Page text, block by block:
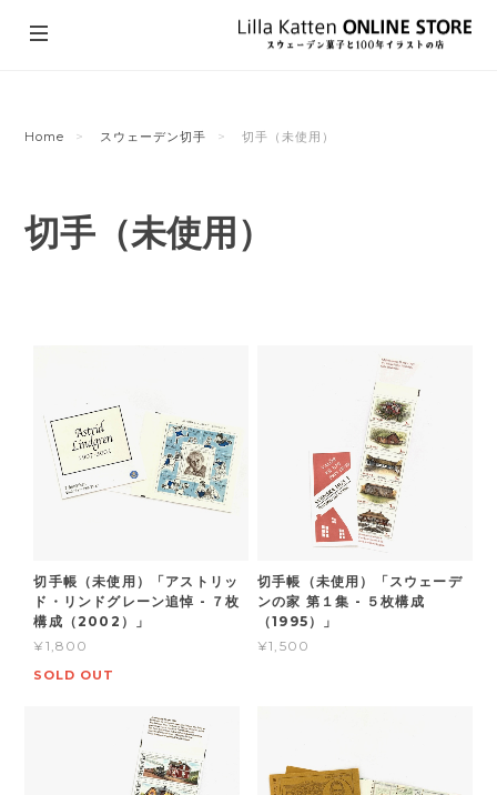
Home スウェーデン切手 切手（未使用）
切手（未使用）
切手帳（未使用）「アストリッ
ド・リンドグレーン追悼 - ７枚
構成（2002）」
¥1,800
SOLD OUT
切手帳（未使用）「スウェーデ
ンの家 第１集 - ５枚構成
（1995）」
¥1,500